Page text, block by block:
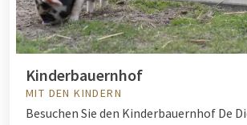
Kinderbauernhof
MIT DEN KINDERN
Besuchen Sie den Kinderbauernhof De